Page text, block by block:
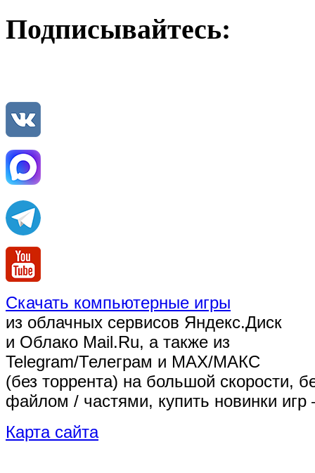
Подписывайтесь:
Скачать компьютерные игры
из облачных сервисов Яндекс.Диск
и Облако Mail.Ru, а также из
Telegram/Телеграм и MAX/МАКС
(без торрента) на большой скорости,
файлом / частями, купить новинки
Карта сайта